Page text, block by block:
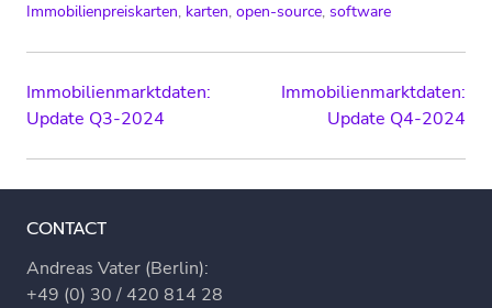
Immobilienpreiskarten, karten, open-source, software
Post
navigation
Immobilienmarktdaten:
Update Q3-2024
Immobilienmarktdaten:
Update Q4-2024
CONTACT
Andreas Vater (Berlin):
+49 (0) 30 / 420 814 28